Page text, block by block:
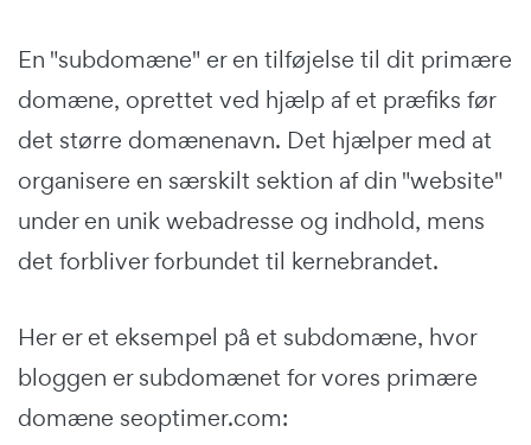
En "subdomæne" er en tilføjelse til dit primære
domæne, oprettet ved hjælp af et præfiks før
det større domænenavn. Det hjælper med at
organisere en særskilt sektion af din "website"
under en unik webadresse og indhold, mens
det forbliver forbundet til kernebrandet.
Her er et eksempel på et subdomæne, hvor
bloggen er subdomænet for vores primære
domæne seoptimer.com: